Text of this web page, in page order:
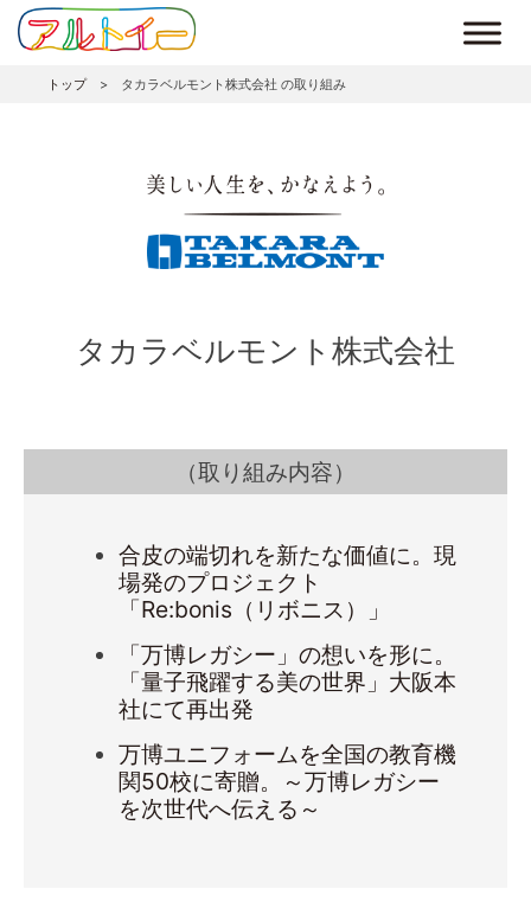
トップ> タカラベルモント株式会社 の取り組み
タカラベルモント株式会社
（取り組み内容）
合皮の端切れを新たな価値に。現
場発のプロジェクト
「Re:bonis（リボニス）」
「万博レガシー」の想いを形に。
「量子飛躍する美の世界」大阪本
社にて再出発
万博ユニフォームを全国の教育機
関50校に寄贈。～万博レガシー
を次世代へ伝える～